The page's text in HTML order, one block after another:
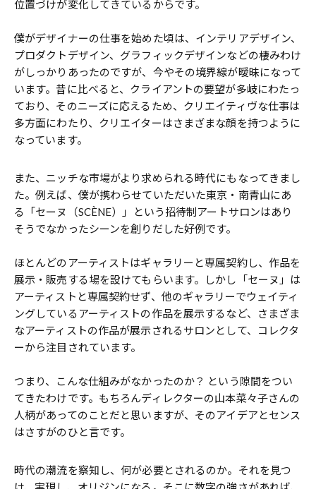
位置づけが変化してきているからです。
僕がデザイナーの仕事を始めた頃は、インテリアデザイン、
プロダクトデザイン、グラフィックデザインなどの棲みわけ
がしっかりあったのですが、今やその境界線が曖昧になって
います。昔に比べると、クライアントの要望が多岐にわたっ
ており、そのニーズに応えるため、クリエイティヴな仕事は
多方面にわたり、クリエイターはさまざまな顔を持つように
なっています。
また、ニッチな市場がより求められる時代にもなってきまし
た。例えば、僕が携わらせていただいた東京・南青山にあ
る「セーヌ（SCÈNE）」という招待制アートサロンはあり
そうでなかったシーンを創りだした好例です。
ほとんどのアーティストはギャラリーと専属契約し、作品を
展示・販売する場を設けてもらいます。しかし「セーヌ」は
アーティストと専属契約せず、他のギャラリーでウェイティ
ングしているアーティストの作品を展示するなど、さまざま
なアーティストの作品が展示されるサロンとして、コレクタ
ーから注目されています。
つまり、こんな仕組みがなかったのか？ という隙間をつい
てきたわけです。もちろんディレクターの山本菜々子さんの
人柄があってのことだと思いますが、そのアイデアとセンス
はさすがのひと言です。
時代の潮流を察知し、何が必要とされるのか。それを見つ